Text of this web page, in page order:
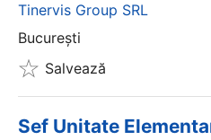
Tinervis Group SRL
București
Salvează
Sef Unitate